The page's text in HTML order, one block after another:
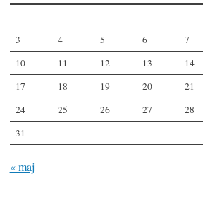
3
4 5 6 7
10
11 12 13 14
17
18 19 20 21
24
25 26 27 28
31
« maj